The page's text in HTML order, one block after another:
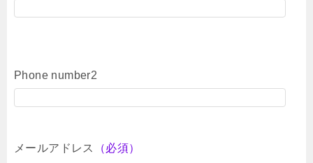
Phone number2
メールアドレス
（必須）